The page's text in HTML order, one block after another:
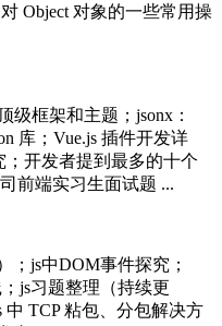
Object 对象的一些常用操
级框架和主题；jsonx：
库；Vue.js 插件开发详
开发者提到最多的十个
前端实习生面试题 ...
；js中DOM事件探究；
js习题整理（持续更
中 TCP 粘包、分包解决方